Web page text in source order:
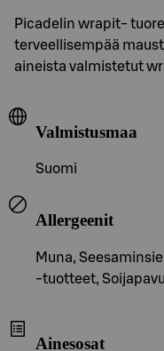
Picadelin wrapit-
terveellisempää
aineista valmistetut
Valmistusmaa
Suomi
Allergeenit
Muna,
-tuotteet,
Ainesosat